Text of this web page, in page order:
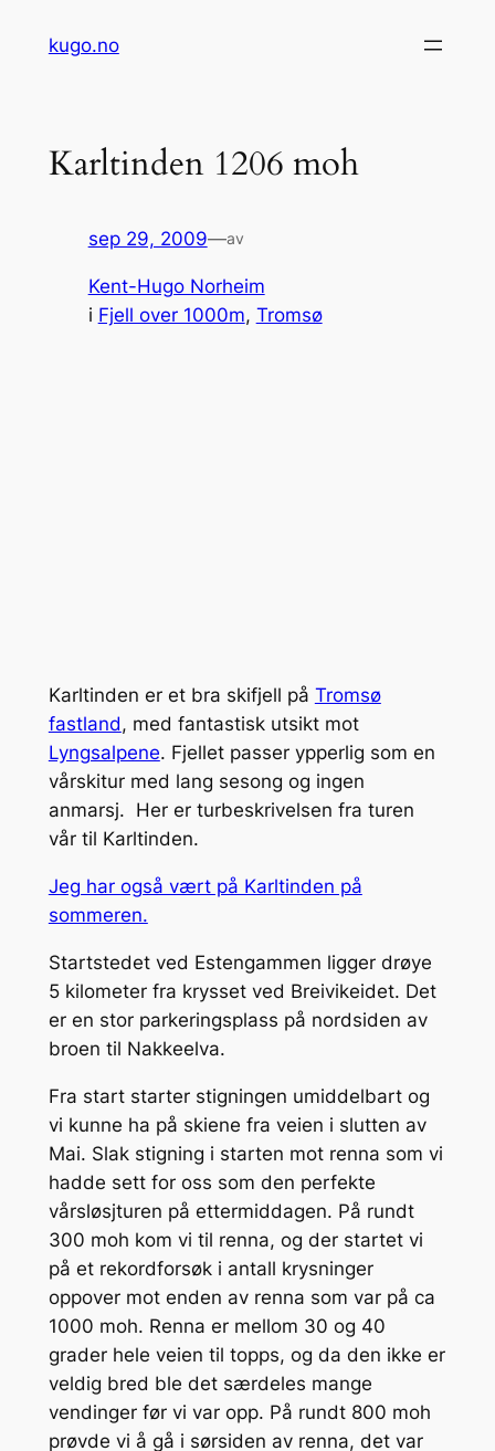
kugo.no
Karltinden 1206 moh
sep 29, 2009—av
Kent-Hugo Norheim
i Fjell over 1000m, Tromsø
Karltinden er et bra skifjell på Tromsø
fastland, med fantastisk utsikt mot
Lyngsalpene. Fjellet passer ypperlig som en
vårskitur med lang sesong og ingen
anmarsj. Her er turbeskrivelsen fra turen
vår til Karltinden.
Jeg har også vært på Karltinden på
sommeren.
Startstedet ved Estengammen ligger drøye
5 kilometer fra krysset ved Breivikeidet. Det
er en stor parkeringsplass på nordsiden av
broen til Nakkeelva.
Fra start starter stigningen umiddelbart og
vi kunne ha på skiene fra veien i slutten av
Mai. Slak stigning i starten mot renna som vi
hadde sett for oss som den perfekte
vårsløsjturen på ettermiddagen. På rundt
300 moh kom vi til renna, og der startet vi
på et rekordforsøk i antall krysninger
oppover mot enden av renna som var på ca
1000 moh. Renna er mellom 30 og 40
grader hele veien til topps, og da den ikke er
veldig bred ble det særdeles mange
vendinger før vi var opp. På rundt 800 moh
prøvde vi å gå i sørsiden av renna, det var